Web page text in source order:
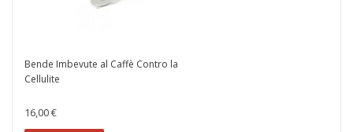
Bende Imbevute al Caffè Contro la
Cellulite
16,00 €